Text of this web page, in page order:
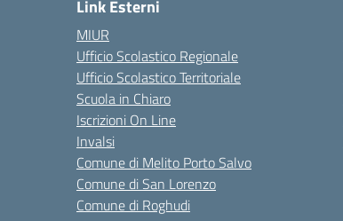
Link Esterni
MIUR
Ufficio Scolastico Regionale
Ufficio Scolastico Territoriale
Scuola in Chiaro
Iscrizioni On Line
Invalsi
Comune di Melito Porto Salvo
Comune di San Lorenzo
Comune di Roghudi